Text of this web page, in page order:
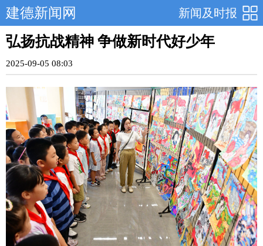
新闻及时报
建德新闻网
弘扬抗战精神 争做新时代好少年
2025-09-05 08:03